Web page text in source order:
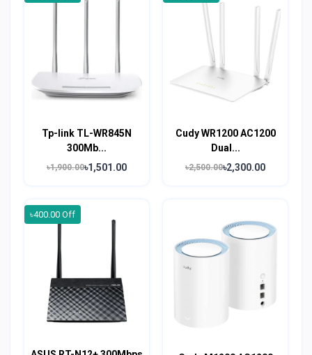
Tp-link TL-WR845N
300Mb...
৳1,900.00৳1,501.00
Cudy WR1200 AC1200
Dual...
৳2,500.00৳2,300.00
৳400.00 Off